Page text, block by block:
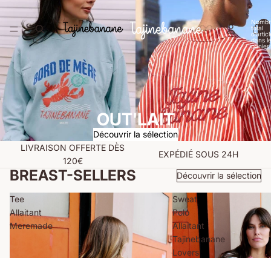
total
dans le
OUT'LAIT
Découvrir la sélection
LIVRAISON OFFERTE DÈS
120€
EXPÉDIÉ SOUS 24H
BREAST-SELLERS Découvrir la sélection
Tee
Allaitant
Meremade
Sweat
Polo
Allaitant
Tajinebanane
Lovers